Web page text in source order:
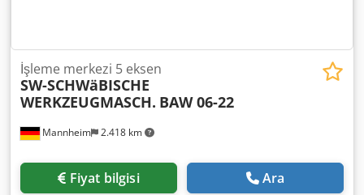
Mannheim 2.418 km
İşleme merkezi 5 eksen
SW-SCHWäBISCHE
WERKZEUGMASCH. BAW 06-22
Fiyat bilgisi Ara